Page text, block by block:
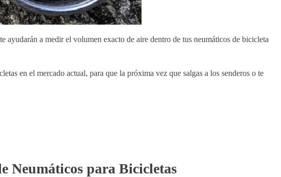
ayudarán a medir el volumen exacto de aire dentro de tus neumáticos de bicicleta
en el mercado actual, para que la próxima vez que salgas a los senderos o te
Neumáticos para Bicicletas